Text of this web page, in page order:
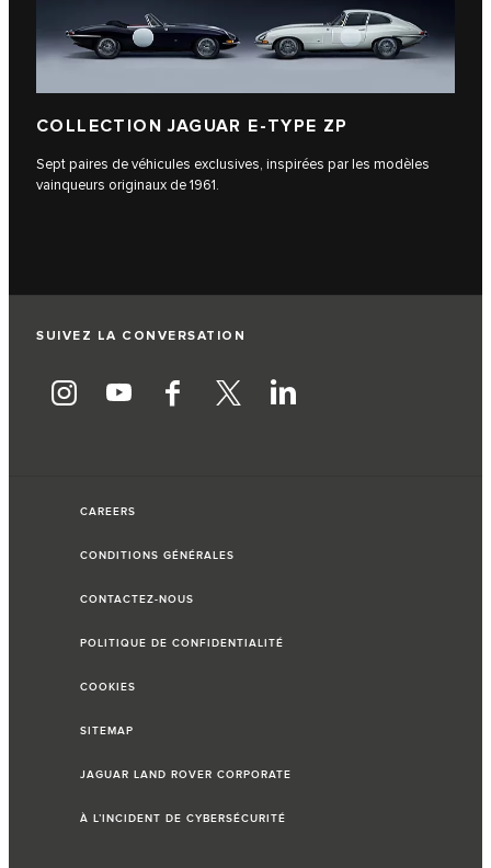
COLLECTION JAGUAR E-TYPE ZP
Sept paires de véhicules exclusives, inspirées par les modèles
vainqueurs originaux de 1961.
SUIVEZ LA CONVERSATION
CAREERS
CONDITIONS GÉNÉRALES
CONTACTEZ-NOUS
POLITIQUE DE CONFIDENTIALITÉ
COOKIES
SITEMAP
JAGUAR LAND ROVER CORPORATE
À L’INCIDENT DE CYBERSÉCURITÉ